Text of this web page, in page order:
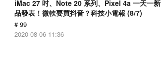
iMac 27 吋、Note 20 系列、Pixel 4a 一天一新
品發表！微軟要買抖音？科技小電報 (8/7)
# 99
2020-08-06 11:36